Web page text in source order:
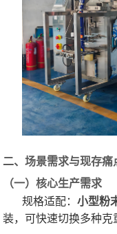
二、场景需求与现存痛
（一）核心生产需求
规格适配：小型粉
装，可快速切换多种克